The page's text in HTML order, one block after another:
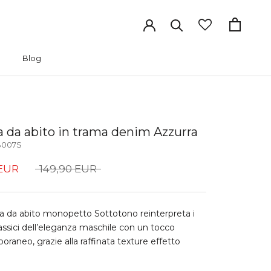
Blog
da abito in trama denim Azzurra
149,90 EUR
da abito monopetto Sottotono reinterpreta i
dell’eleganza maschile con un tocco
grazie alla raffinata texture effetto